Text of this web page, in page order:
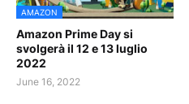
AMAZON
Amazon Prime Day si
svolgerà il 12 e 13 luglio
2022
June 16, 2022